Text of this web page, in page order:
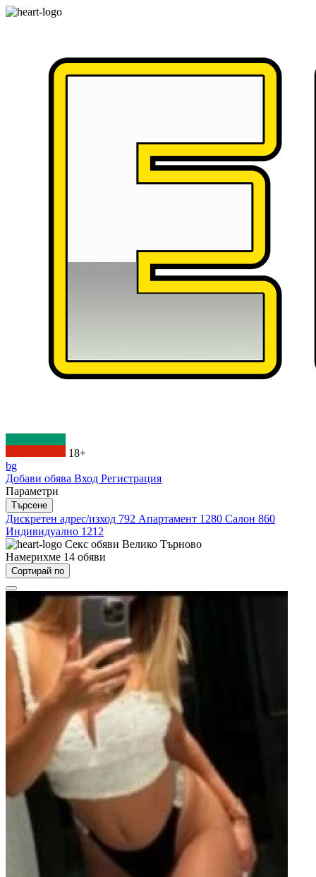
18+
bg
Добави обява Вход Регистрация
Параметри
Търсене
Дискретен адрес/изход 792 Апартамент 1280 Салон 860
Индивидуално 1212
Секс обяви Велико Търново
Намерихме 14 обяви
Сортирай по